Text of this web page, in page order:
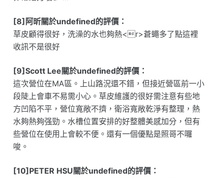
[8]阿昕關於undefined的評價：
草皮顧得很好，洗澡的水也夠熱<r>蒼蠅多了點這裡
收訊不是很好
[9]Scott Lee關於undefined的評價：
這次營位在MA區。上山路況還不錯，但接近營區前一小
段陡上會車不易需小心。草皮維護的很好需注意有些地
方凹陷不平，營位寬敞不擠，衛浴寬敞乾淨有整理，熱
水夠熱夠强勁。水槽位置安排的好整體美感加分，但有
些營位在使用上會較不便。還有一個優點是照哥不囉
唆。
[10]PETER HSU關於undefined的評價：